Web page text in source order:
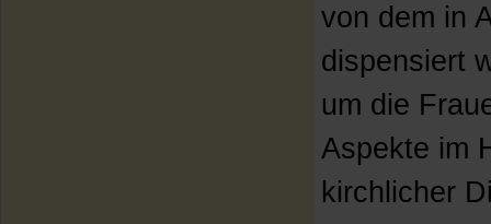
von dem in
dispensiert
um die
Aspekte im
kirchlicher